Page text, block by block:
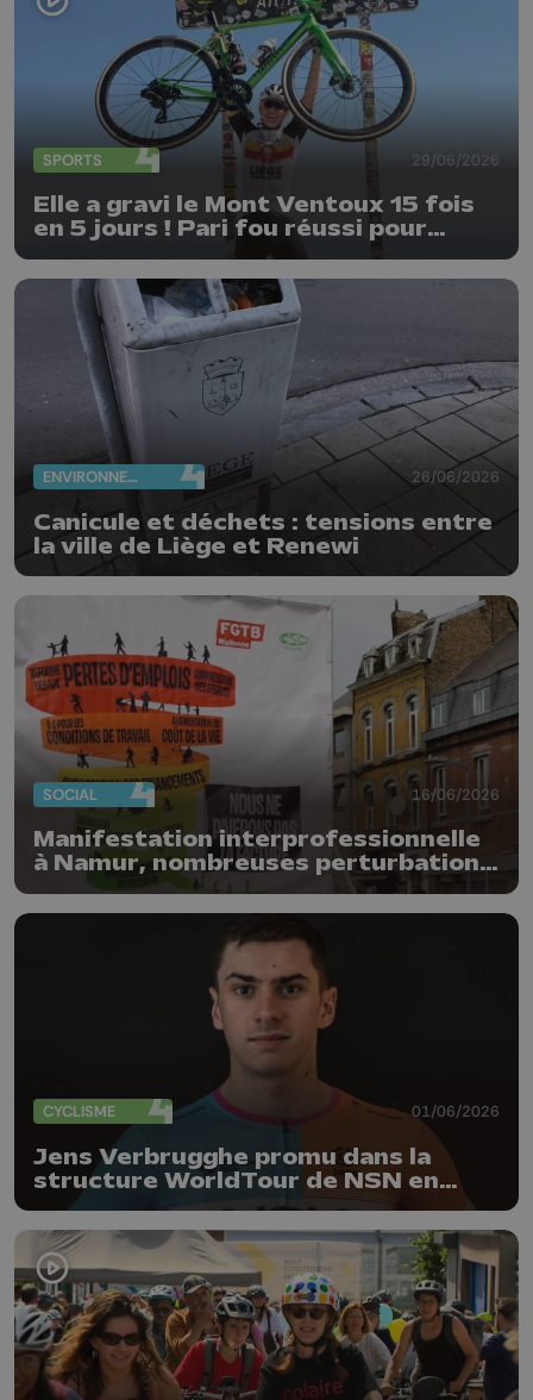
SPORTS 29/06/2026
Elle a gravi le Mont Ventoux 15 fois
en 5 jours ! Pari fou réussi pour
ENVIRONNEMENT 26/06/2026
Canicule et déchets : tensions entre
la ville de Liège et Renewi
SOCIAL 16/06/2026
Manifestation interprofessionnelle
à Namur, nombreuses perturbations
dans les services
CYCLISME 01/06/2026
Jens Verbrugghe promu dans la
structure WorldTour de NSN en
2027